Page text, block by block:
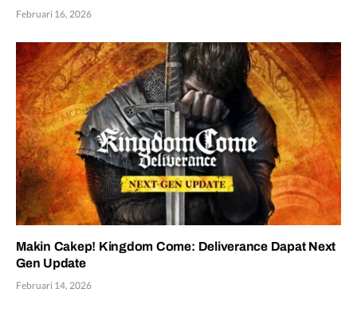
Februari 16, 2026
Makin Cakep! Kingdom Come: Deliverance Dapat Next
Gen Update
Februari 14, 2026